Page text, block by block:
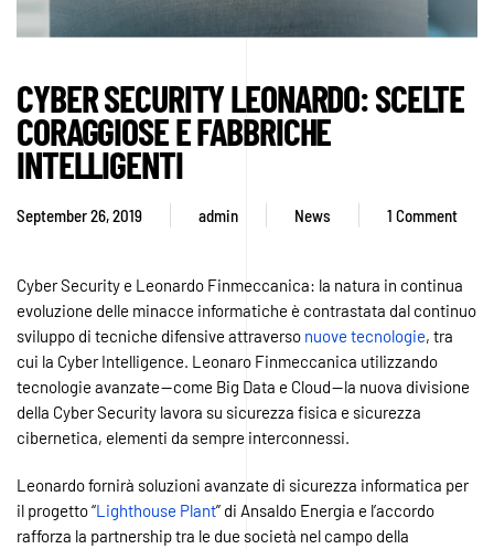
CYBER SECURITY LEONARDO: SCELTE
CORAGGIOSE E FABBRICHE
INTELLIGENTI
September 26, 2019 admin News 1 Comment
on
Security
Leonardo:
scelte
coraggiose
Cyber Security e Leonardo Finmeccanica: la natura in continua
evoluzione delle minacce informatiche è contrastata dal continuo
sviluppo di tecniche difensive attraverso nuove tecnologie, tra
cui la Cyber ​​Intelligence. Leonaro Finmeccanica utilizzando
tecnologie avanzate — come Big Data e Cloud — la nuova divisione
della Cyber Security lavora su sicurezza fisica e sicurezza
cibernetica, elementi da sempre interconnessi.
Leonardo fornirà soluzioni avanzate di sicurezza informatica per
il progetto “Lighthouse Plant” di Ansaldo Energia e l’accordo
rafforza la partnership tra le due società nel campo della